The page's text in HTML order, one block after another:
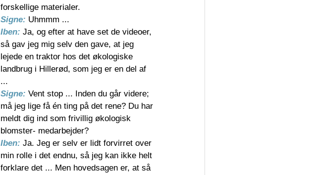
forskellige materialer.
Signe: Uhmmm ...
Iben: Ja, og efter at have set de videoer,
så gav jeg mig selv den gave, at jeg
lejede en traktor hos det økologiske
landbrug i Hillerød, som jeg er en del af
...
Signe: Vent stop ... Inden du går videre;
må jeg lige få én ting på det rene? Du har
meldt dig ind som frivillig økologisk
blomster- medarbejder?
Iben: Ja. Jeg er selv er lidt forvirret over
min rolle i det endnu, så jeg kan ikke helt
forklare det ... Men hovedsagen er, at så